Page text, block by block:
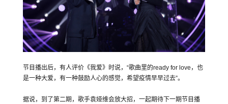
节目播出后，有人评价《我爱》时说，“歌曲里的ready for love，也
是一种大爱，有一种鼓励人心的感觉，希望疫情早早过去”。
据说，到了第二期，歌手袁娅维会放大招，一起期待下一期节目播